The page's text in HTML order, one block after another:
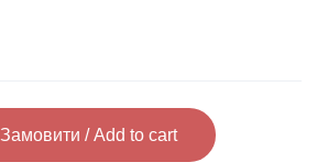
Замовити / Add to cart